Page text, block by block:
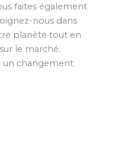
faites également
nous dans
planète tout en
le marché.
un changement